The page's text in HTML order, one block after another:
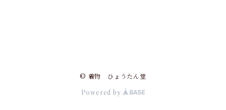
© 着物 ひょうたん堂
Powered by